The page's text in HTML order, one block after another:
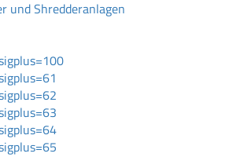
und Shredderanlagen